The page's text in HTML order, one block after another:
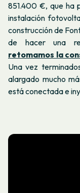
851.400 €, que ha
instalación
construcción de
de hacer una
retomamos la
Una vez
alargado mucho
está conectada e